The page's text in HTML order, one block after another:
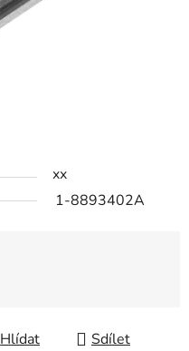
xx
1-8893402A
Hlídat Sdílet